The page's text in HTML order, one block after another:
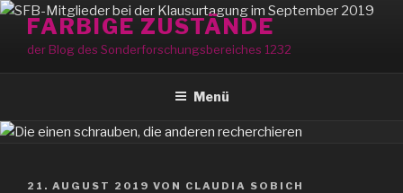
Zum
Inhalt
springen
FARBIGE ZUSTÄNDE
der Blog des Sonderforschungsbereiches 1232
Menü
VERÖFFENTLICHT
21. AUGUST 2019 VON CLAUDIA SOBICH